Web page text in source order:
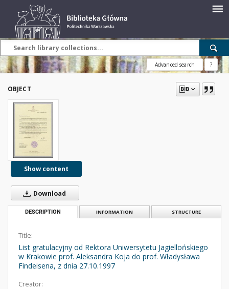
Advanced search ?
OBJECT
Show content
Download
DESCRIPTION INFORMATION STRUCTURE
Title:
List gratulacyjny od Rektora Uniwersytetu Jagiellońskiego
w Krakowie prof. Aleksandra Koja do prof. Władysława
Findeisena, z dnia 27.10.1997
Creator: